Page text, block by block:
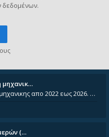
δεδομένων.
μηχανικ…
θεματα περιβαλλοντκης μηχανικης απο 2022 εως 2026. Δεν ειναι μεσα του Σεπτεμβιου του 2025. Αν τα εχει καποιος ας τα ανε
(…